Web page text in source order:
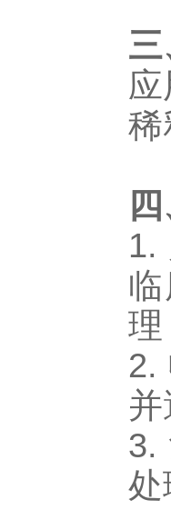
稀
1.
理
2.
3.
处